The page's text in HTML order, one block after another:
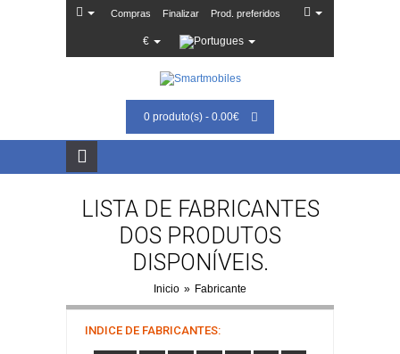
Compras Finalizar Prod. preferidos
€
0 produto(s) - 0.00€
LISTA DE FABRICANTES
DOS PRODUTOS
DISPONÍVEIS.
Inicio » Fabricante
INDICE DE FABRICANTES: